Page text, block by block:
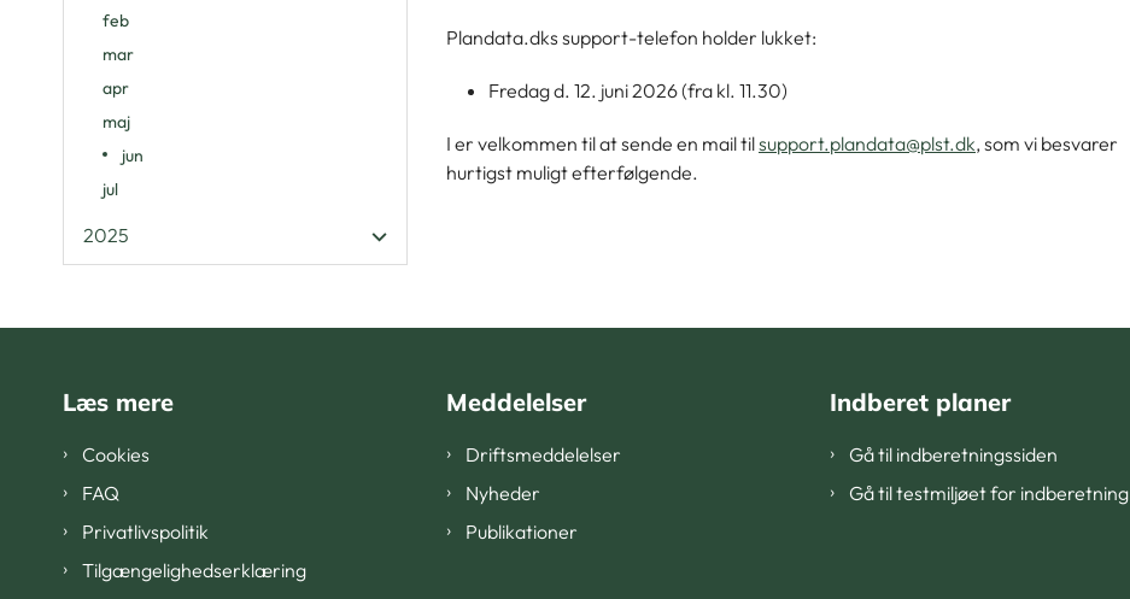
feb
mar
apr
maj
jun
jul
2025
Plandata.dks support-telefon holder lukket:
Fredag d. 12. juni 2026 (fra kl. 11.30)
I er velkommen til at sende en mail tilsupport.plandata@plst.dk, som vi besvarer
hurtigst muligt efterfølgende.
Læs mere
Cookies
FAQ
Privatlivspolitik
Tilgængelighedserklæring
Meddelelser
Driftsmeddelelser
Nyheder
Publikationer
Indberet planer
Gå til indberetningssiden
Gå til testmiljøet for indberetning